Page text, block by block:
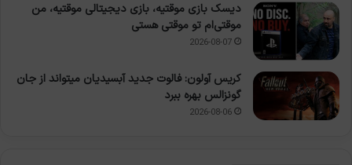
دیسک بازی موقتیه، بازی دیجیتالی موقتیه، من
موقتی‌ام تو موقتی هستی
2026-08-07
کریس آولون: فالوت جدید آبسیدیان میتواند از جان
گونزالس بهره ببرد
2026-08-06